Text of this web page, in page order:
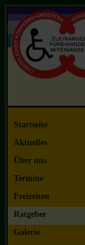
Startseite
Aktuelles
Über uns
Termine
Freizeiten
Ratgeber
Galerie